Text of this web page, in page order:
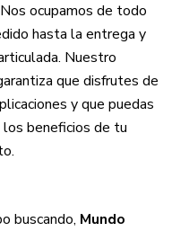
ocupamos de todo
hasta la entrega y
Nuestro
que disfrutes de
y que puedas
beneficios de tu
buscando, Mundo